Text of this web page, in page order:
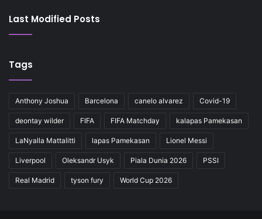
Last Modified Posts
Tags
Anthony Joshua Barcelona canelo alvarez Covid-19
deontay wilder FIFA FIFA Matchday kalapas Pamekasan
LaNyalla Mattalitti lapas Pamekasan Lionel Messi
Liverpool Oleksandr Usyk Piala Dunia 2026 PSSI
Real Madrid tyson fury World Cup 2026